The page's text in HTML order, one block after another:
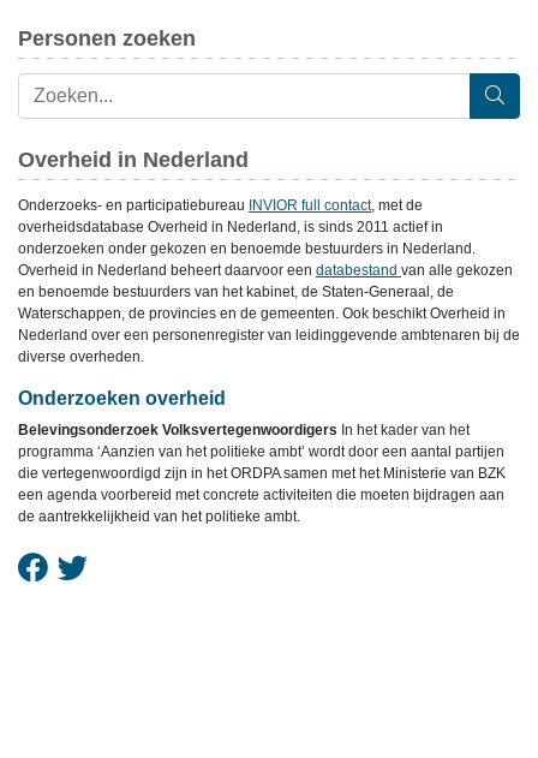
Personen zoeken
Overheid in Nederland
Onderzoeks- en participatiebureau INVIOR full contact, met de
overheidsdatabase Overheid in Nederland, is sinds 2011 actief in
onderzoeken onder gekozen en benoemde bestuurders in Nederland.
Overheid in Nederland beheert daarvoor een databestand van alle gekozen
en benoemde bestuurders van het kabinet, de Staten-Generaal, de
Waterschappen, de provincies en de gemeenten. Ook beschikt Overheid in
Nederland over een personenregister van leidinggevende ambtenaren bij de
diverse overheden.
Onderzoeken overheid
Belevingsonderzoek Volksvertegenwoordigers In het kader van het
programma ‘Aanzien van het politieke ambt’ wordt door een aantal partijen
die vertegenwoordigd zijn in het ORDPA samen met het Ministerie van BZK
een agenda voorbereid met concrete activiteiten die moeten bijdragen aan
de aantrekkelijkheid van het politieke ambt.